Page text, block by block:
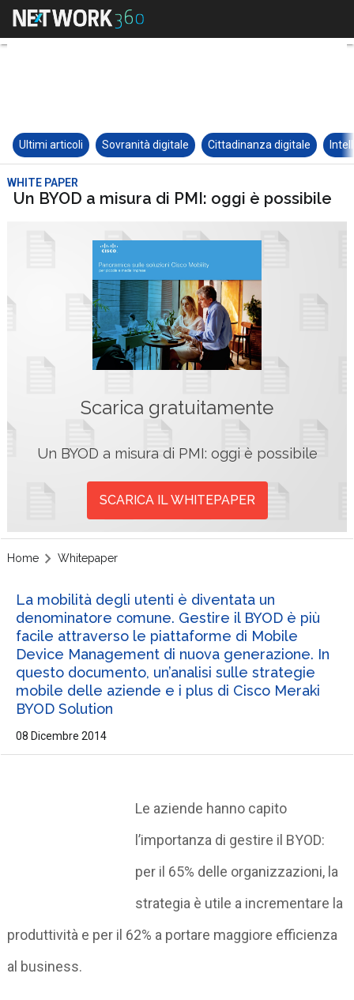
Ultimi articoli Sovranità digitale Cittadinanza digitale
WHITE PAPER
Un BYOD a misura di PMI: oggi è possibile
Scarica gratuitamente
Un BYOD a misura di PMI: oggi è possibile
SCARICA IL WHITEPAPER
Home Whitepaper
La mobilità degli utenti è diventata un
denominatore comune. Gestire il BYOD è più
facile attraverso le piattaforme di Mobile
Device Management di nuova generazione. In
questo documento, un’analisi sulle strategie
mobile delle aziende e i plus di Cisco Meraki
BYOD Solution
08 Dicembre 2014
Le aziende hanno capito
l’importanza di gestire il BYOD:
per il 65% delle organizzazioni, la
strategia è utile a incrementare la
produttività e per il 62% a portare maggiore efficienza
al business.